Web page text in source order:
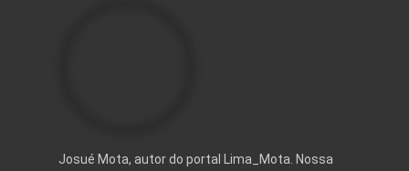
Josué Mota, autor do portal Lima_Mota. Nossa